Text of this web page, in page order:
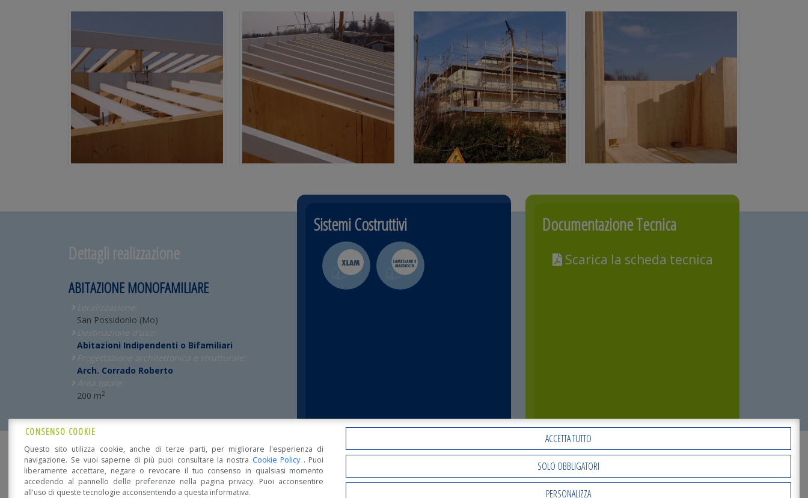
Dettagli realizzazione
ABITAZIONE MONOFAMILIARE
Localizzazione:
San Possidonio (Mo)
Destinazione d'uso:
Abitazioni Indipendenti o Bifamiliari
Progettazione architettonica e strutturale:
Arch. Corrado Roberto
Area totale:
200 m2
Sistemi Costruttivi Documentazione Tecnica
Scarica la scheda tecnica
SEI INTERESSATO?
CONSENSO COOKIE
Questo sito utilizza cookie, anche di terze parti, per migliorare l'esperienza di
navigazione. Se vuoi saperne di più puoi consultare la nostra Cookie Policy . Puoi
liberamente accettare, negare o revocare il tuo consenso in qualsiasi momento
accedendo al pannello delle preferenze nella pagina privacy. Puoi acconsentire
all'uso di queste tecnologie acconsentendo a questa informativa.
ACCETTA TUTTO
SOLO OBBLIGATORI
PERSONALIZZA